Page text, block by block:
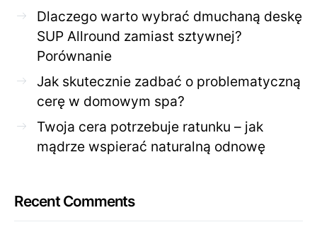
Dlaczego warto wybrać dmuchaną deskę
SUP Allround zamiast sztywnej?
Porównanie
Jak skutecznie zadbać o problematyczną
cerę w domowym spa?
Twoja cera potrzebuje ratunku – jak
mądrze wspierać naturalną odnowę
Recent Comments